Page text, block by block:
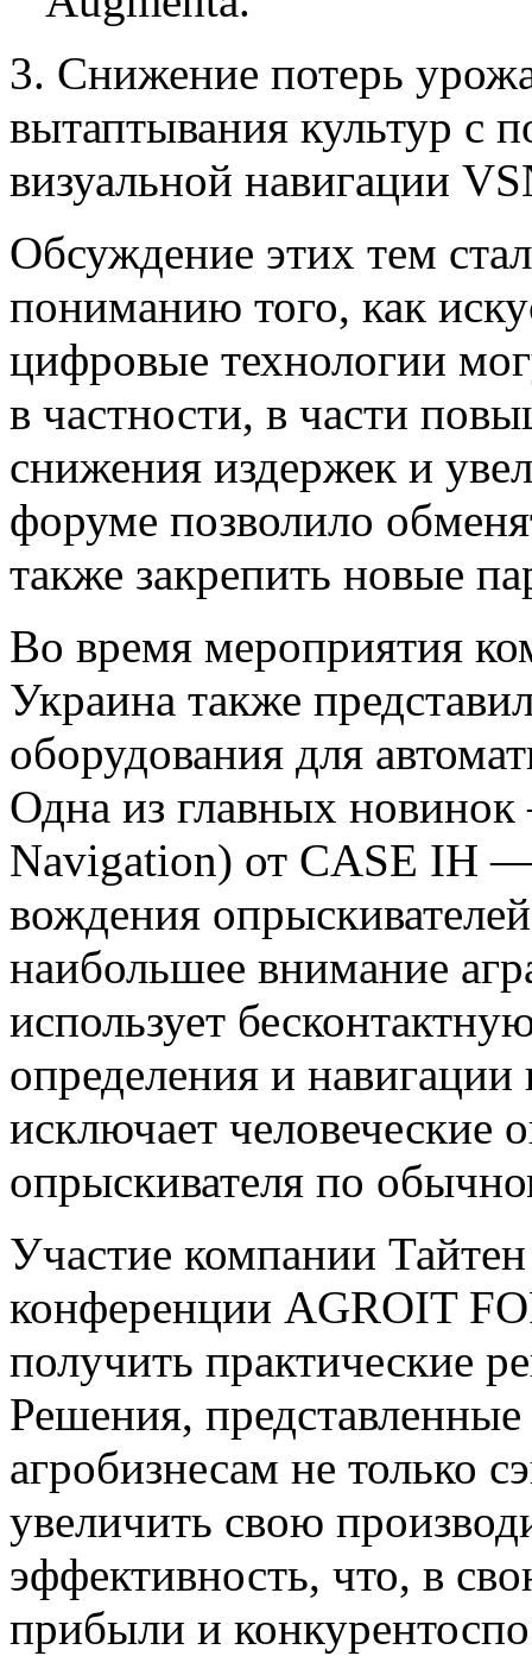
3. Снижение потерь
вытаптывания культур с
визуальной навигации
Обсуждение этих тем
пониманию того, как
цифровые технологии
в частности, в части
снижения издержек и
форуме позволило
также закрепить новые
Во время мероприятия
Украина также
оборудования для
Одна из главных
Navigation) от CASE IH
вождения
наибольшее внимание
использует
определения и
исключает человеческие
опрыскивателя по
Участие компании
конференции AGROIT
получить практические
Решения,
агробизнесам не только
увеличить свою
эффективность, что, в
прибыли и